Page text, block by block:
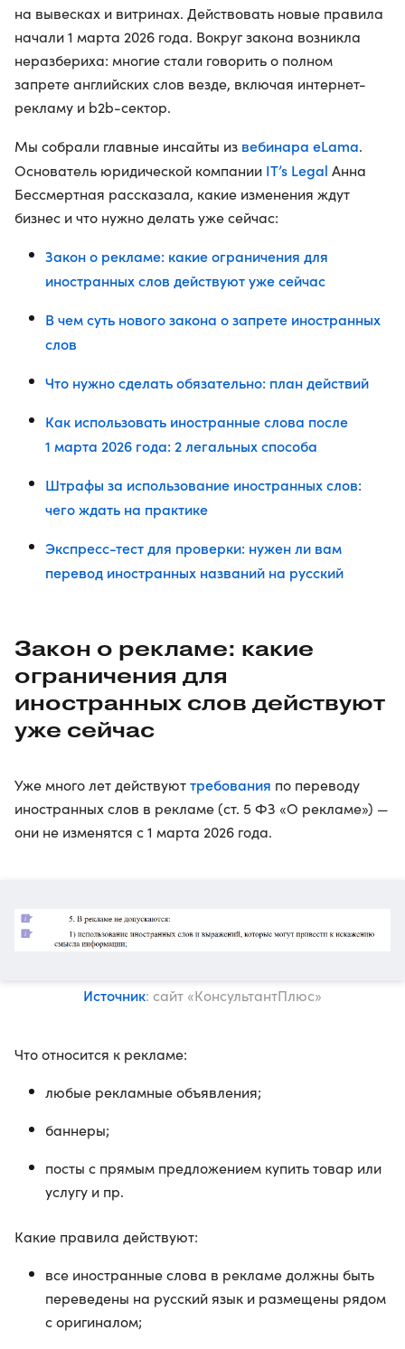
на вывесках и витринах. Действовать новые правила
начали 1 марта 2026 года. Вокруг закона возникла
неразбериха: многие стали говорить о полном
запрете английских слов везде, включая интернет-
рекламу и b2b-сектор.
Мы собрали главные инсайты из вебинара eLama.
Основатель юридической компании IT’s Legal Анна
Бессмертная рассказала, какие изменения ждут
бизнес и что нужно делать уже сейчас:
Закон о рекламе: какие ограничения для
иностранных слов действуют уже сейчас
В чем суть нового закона о запрете иностранных
слов
Что нужно сделать обязательно: план действий
Как использовать иностранные слова после
1 марта 2026 года: 2 легальных способа
Штрафы за использование иностранных слов:
чего ждать на практике
Экспресс-тест для проверки: нужен ли вам
перевод иностранных названий на русский
Закон о рекламе: какие
ограничения для
иностранных слов действуют
уже сейчас
Уже много лет действуюттребования по переводу
иностранных слов в рекламе (ст. 5 ФЗ «О рекламе») —
они не изменятся с 1 марта 2026 года.
Источник: сайт «КонсультантПлюс»
Что относится к рекламе:
любые рекламные объявления;
баннеры;
посты с прямым предложением купить товар или
услугу и пр.
Какие правила действуют:
все иностранные слова в рекламе должны быть
переведены на русский язык и размещены рядом
с оригиналом;